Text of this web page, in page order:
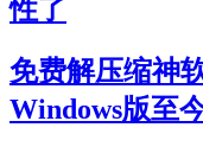
性了
免费解压缩神
Windows版至